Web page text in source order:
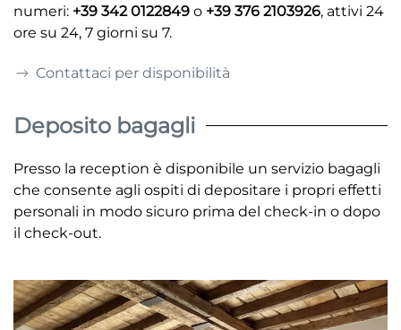
numeri: +39 342 0122849 o +39 376 2103926, attivi 24
ore su 24, 7 giorni su 7.
Contattaci per disponibilità
Deposito bagagli
Presso la reception è disponibile un servizio bagagli
che consente agli ospiti di depositare i propri effetti
personali in modo sicuro prima del check-in o dopo
il check-out.